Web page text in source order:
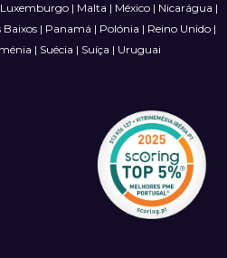
Luxemburgo | Malta | México | Nicarágua |
Baixos| Panamá | Polónia | Reino Unido|
| Suécia | Suíça | Uruguai